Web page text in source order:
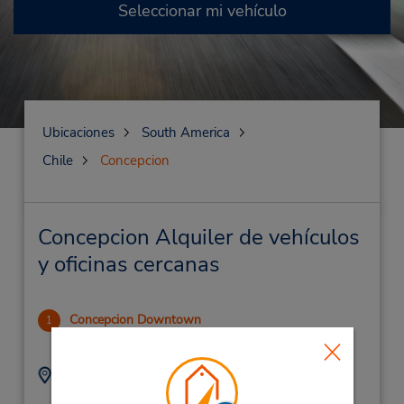
Seleccionar mi vehículo
Ubicaciones
South America
Chile
Concepcion
Concepcion Alquiler de vehículos
y oficinas cercanas
1 Concepcion Downtown
Dirección:
Teléfono:
(56) 41-2887420